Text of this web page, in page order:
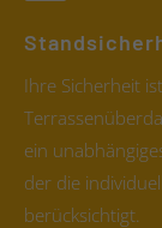
Ihre Sicherheit
ein
der die
berücksichtigt.